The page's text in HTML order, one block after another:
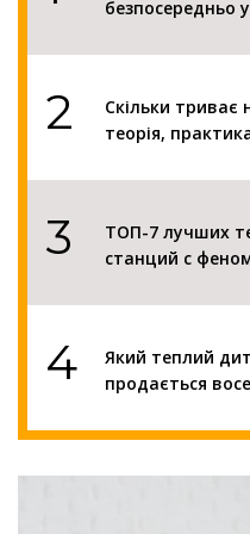
безпосередньо
2
Скільки триває
теорія,
3
ТОП-7 лучших
станций с
4
Який теплий
продається
5
Кращий